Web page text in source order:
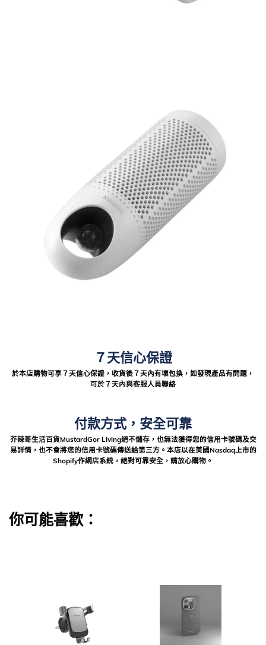
７天信心保證
於本店購物可享７天信心保證，收貨後７天內有壞包換，如發現產品有問題，
可於７天內與客服人員聯絡
付款方式，安全可靠
芥辣哥生活百貨MustardGor Living絕不儲存，也無法獲得您的信用卡號碼及交
易詳情，也不會將您的信用卡號碼傳送給第三方。本店以在美國Nasdaq上市的
Shopify作網店系統，絕對可靠安全，請放心購物。
你可能喜歡：